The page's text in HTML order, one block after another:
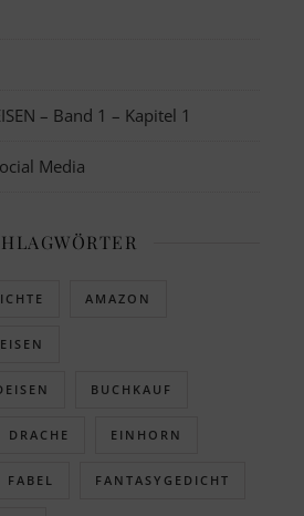
– Band 1 – Kapitel 1
Media
AMAZON
BUCHKAUF
DRACHE EINHORN
FABEL FANTASYGEDICHT